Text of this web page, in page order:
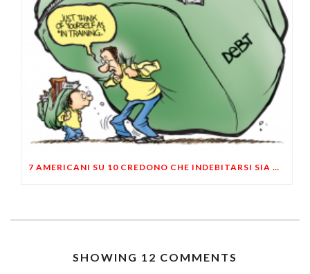
7 AMERICANI SU 10 CREDONO CHE INDEBITARSI SIA NECESSARIO PER VIVERE
SHOWING 12 COMMENTS